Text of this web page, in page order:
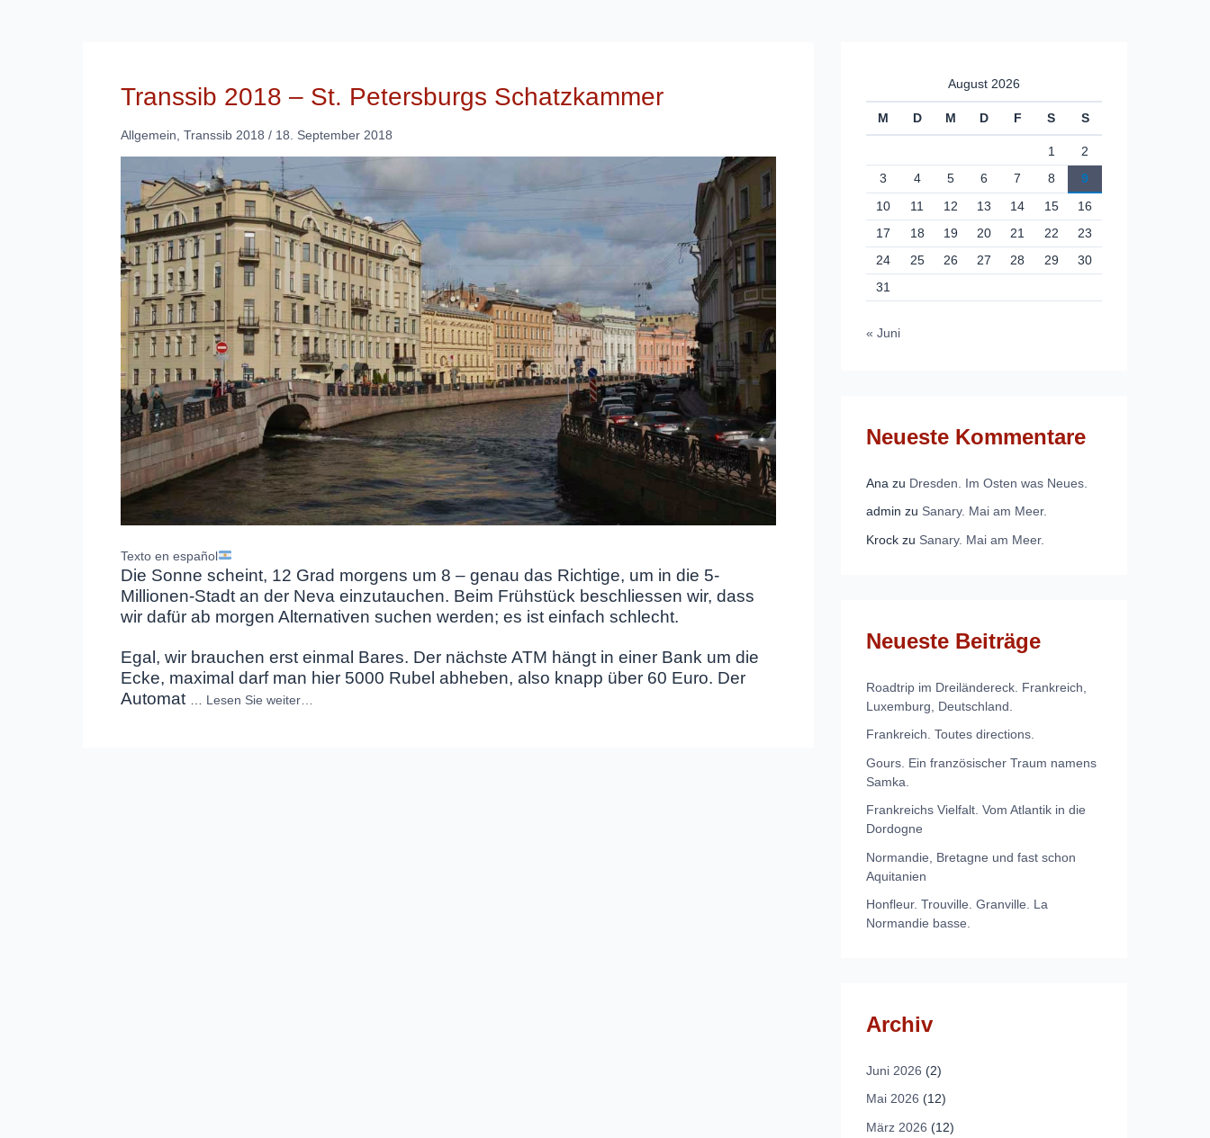
Transsib 2018 – St. Petersburgs Schatzkammer
Allgemein Transsib 2018 / 18. September 2018
Texto en español
Die Sonne scheint, 12 Grad morgens um 8 – genau das Richtige, um in die 5-
Millionen-Stadt an der Neva einzutauchen. Beim Frühstück beschliessen wir, dass
wir dafür ab morgen Alternativen suchen werden; es ist einfach schlecht.
Egal, wir brauchen erst einmal Bares. Der nächste ATM hängt in einer Bank um die
Ecke, maximal darf man hier 5000 Rubel abheben, also knapp über 60 Euro. Der
Automat … Lesen Sie weiter…
August 2026
M D M D F S S
1
2
3
4 5 6 7 8
9
10
11 12 13 14 15
16
17
18 19 20 21 22
23
24
25 26 27 28 29
30
31
« Juni
Neueste Kommentare
Ana zu Dresden. Im Osten was Neues.
admin zu Sanary. Mai am Meer.
Krock zu Sanary. Mai am Meer.
Neueste Beiträge
Roadtrip im Dreiländereck. Frankreich,
Luxemburg, Deutschland.
Frankreich. Toutes directions.
Gours. Ein französischer Traum namens
Samka.
Frankreichs Vielfalt. Vom Atlantik in die
Dordogne
Normandie, Bretagne und fast schon
Aquitanien
Honfleur. Trouville. Granville. La
Normandie basse.
Archiv
Juni 2026 (2)
Mai 2026 (12)
März 2026 (12)